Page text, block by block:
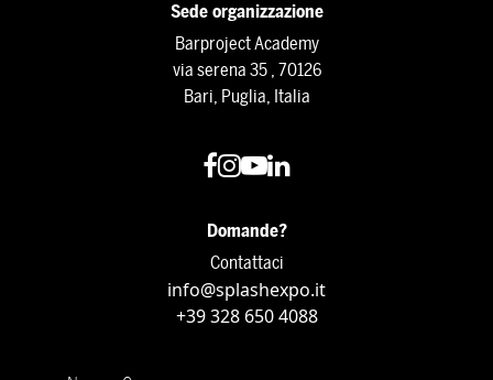
Sede organizzazione
Barproject Academy
via serena 35 , 70126
Bari, Puglia, Italia
Domande?
Contattaci
info@splashexpo.it
+39 328 650 4088